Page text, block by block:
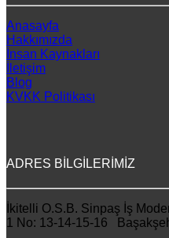
Anasayfa
Hakkımızda
İnsan Kaynakları
İletişim
Blog
KVKK Politikası
ADRES BİLGİLERİMİZ
İkitelli O.S.B. Sinpaş İş
1 No: 13-14-15-16